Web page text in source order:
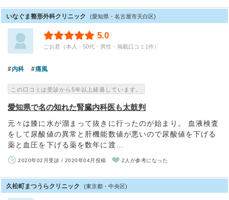
いなぐま整形外科クリニック (愛知県・名古屋市天白区)
5.0
ごお君（本人・50代・男性・掲載口コミ1件）
内科 痛風
この口コミは受診から5年以上経過しています。
愛知県で名の知れた腎臓内科医も太鼓判
元々は膝に水が溜まって抜きに行ったのが始まり。 血液検査
をして尿酸値の異常と肝機能数値が悪いので尿酸値を下げる
薬と血圧を下げる薬を数年に渡…
2020年02月受診 / 2020年04月投稿 2人が参考になった
久松町まつうらクリニック (東京都・中央区)